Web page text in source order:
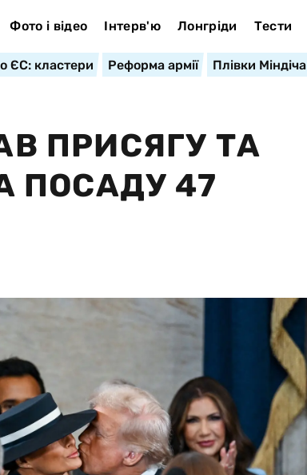
Фото і відео Інтерв'ю Лонгріди Тести
ЄС: кластери Реформа армії Плівки Міндіча
ПРИСЯГУ ТА
ПОСАДУ 47